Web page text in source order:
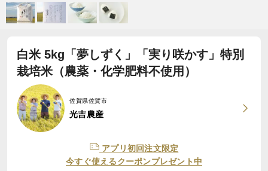
白米 5kg「夢しずく」「実り咲かす」特別
栽培米（農薬・化学肥料不使用）
佐賀県佐賀市
光吉農産
アプリ初回注文限定
今すぐ使えるクーポンプレゼント中